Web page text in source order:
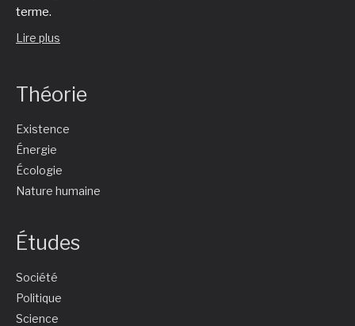
terme.
Lire plus
Théorie
Existence
Énergie
Écologie
Nature humaine
Études
Société
Politique
Science